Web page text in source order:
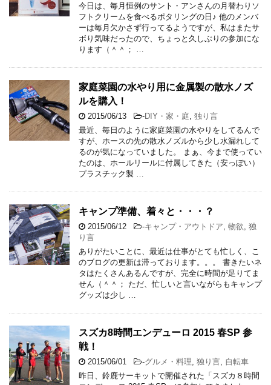
今日は、毎月恒例のサント・アンさんの月替わりソ
フトクリームを食べるポタリングの日♪ 他のメンバ
ーは毎月欠かさず行ってるようですが、私はまたサ
ボり気味だったので、ちょっと久しぶりの参加にな
ります（＾＾； …
家庭菜園の水やり用に金属製の散水ノズ
ルを購入！
2015/06/13 -DIY・家・庭 独り言
最近、毎日のように家庭菜園の水やりをしてるんで
すが、ホースの先の散水ノズルから少し水漏れして
るのが気になっていました。 まぁ、今まで使ってい
たのは、ホールリールに付属してきた（安っぽい）
プラスチック製 …
キャンプ準備、着々と・・・？
2015/06/12 -キャンプ・アウトドア 物欲 独
り言
ありがたいことに、最近は仕事がとても忙しく、こ
のブログの更新は滞っております。。。 書きたいネ
タはたくさんあるんですが、完全に時間が足りてま
せん（＾＾； ただ、忙しいと言いながらもキャンプ
グッズは少し …
スズカ8時間エンデューロ 2015 春SP 参
戦！
2015/06/01 -グルメ・料理 独り言 自転車
昨日、鈴鹿サーキットで開催された「スズカ８時間